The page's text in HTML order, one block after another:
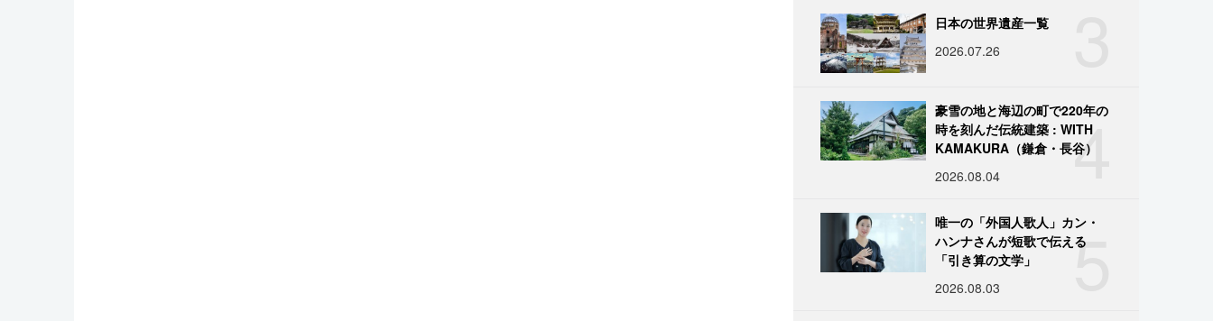
日本の世界遺産一覧
2026.07.26
4
豪雪の地と海辺の町で220年の
時を刻んだ伝統建築 : WITH
KAMAKURA（鎌倉・長谷）
2026.08.04
5
唯一の「外国人歌人」カン・
ハンナさんが短歌で伝える
「引き算の文学」
2026.08.03